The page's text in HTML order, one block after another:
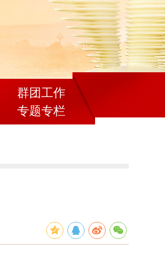
群团工作
专题专栏